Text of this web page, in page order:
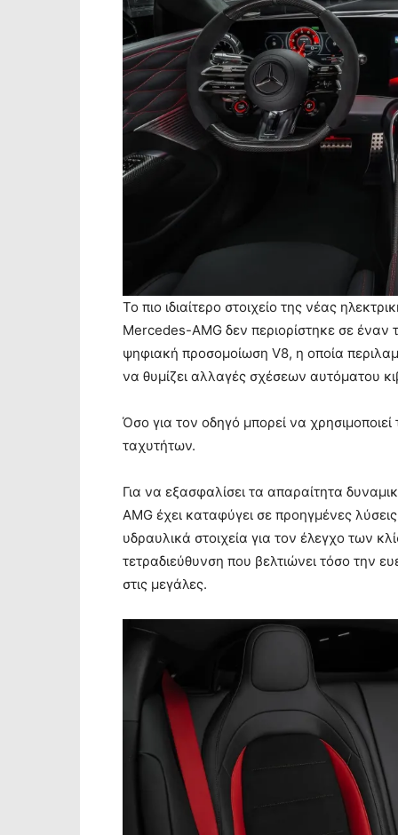
Το πιο ιδιαίτερο στοιχείο της νέας
Mercedes-AMG δεν περιορίστηκε σε έναν
ψηφιακή προσομοίωση V8, η οποία
να θυμίζει αλλαγές σχέσεων αυτόματου
Όσο για τον οδηγό μπορεί να
ταχυτήτων.
Για να εξασφαλίσει τα απαραίτητα
AMG έχει καταφύγει σε προηγμένες
υδραυλικά στοιχεία για τον έλεγχο των
τετραδιεύθυνση που βελτιώνει τόσο την
στις μεγάλες.